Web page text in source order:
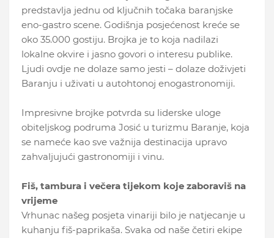
predstavlja jednu od ključnih točaka baranjske
eno-gastro scene. Godišnja posjećenost kreće se
oko 35.000 gostiju. Brojka je to koja nadilazi
lokalne okvire i jasno govori o interesu publike.
Ljudi ovdje ne dolaze samo jesti – dolaze doživjeti
Baranju i uživati u autohtonoj enogastronomiji.
Impresivne brojke potvrda su liderske uloge
obiteljskog podruma Josić u turizmu Baranje, koja
se nameće kao sve važnija destinacija upravo
zahvaljujući gastronomiji i vinu.
Fiš, tambura i večera tijekom koje zaboraviš na
vrijeme
Vrhunac našeg posjeta vinariji bilo je natjecanje u
kuhanju fiš-paprikaša. Svaka od naše četiri ekipe